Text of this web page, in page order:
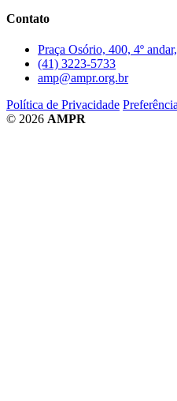
Contato
Praça Osório, 400, 4º
(41) 3223-5733
amp@ampr.org.br
Política de Privacidade
© 2026 AMPR